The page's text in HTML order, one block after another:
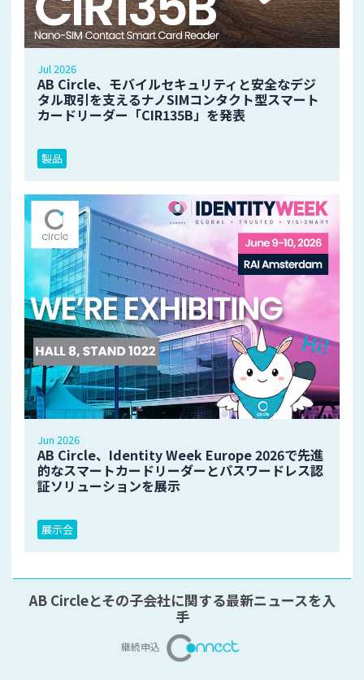
Jul 2026
AB Circle、モバイルセキュリティと安全なデジ
タル取引を支えるナノSIMコンタクト型スマート
カードリーダー「CIR135B」を発表
製品
Jun 2026
AB Circle、Identity Week Europe 2026で先進
的なスマートカードリーダーとパスワードレス認
証ソリューションを展示
展示会
AB Circleとその子会社に関する最新ニュースを入
手
継続申込